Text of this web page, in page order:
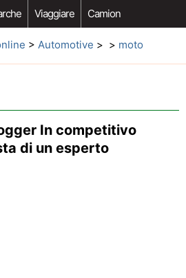
Viaggiare Camion
Auto Car Opzioni Aftermarket
> Automotive > > moto
In competitivo
di un esperto